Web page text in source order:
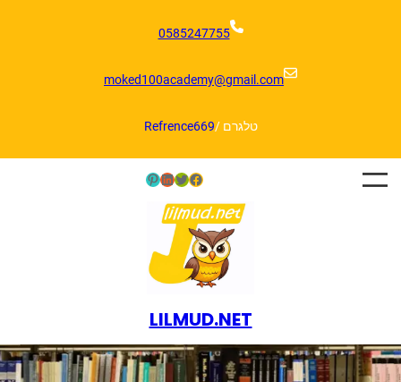
0585247755
moked100academy@gmail.com
טלגרם /Refrence669
Facebook
Twitter
LinkedIn
Pinterest
LILMUD.NET